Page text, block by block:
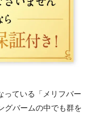
っている「メリフバー
グバームの中でも群を